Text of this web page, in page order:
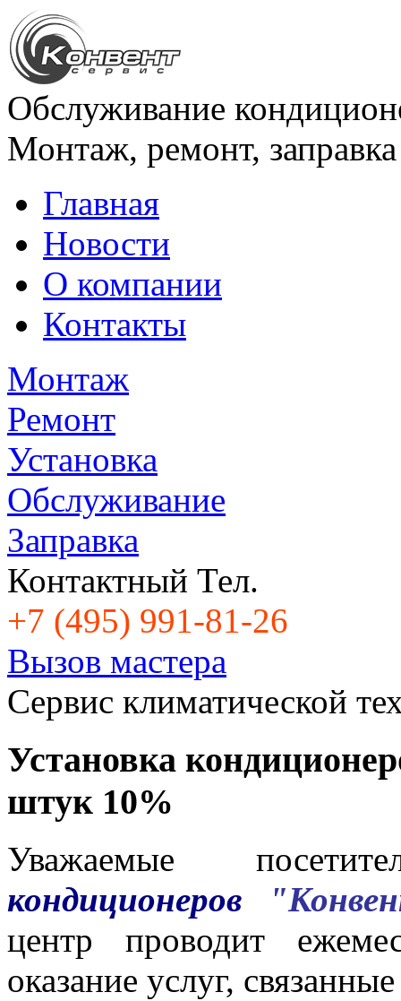
Обслуживание
Монтаж, ремонт, заправка
Главная
Новости
О компании
Контакты
Монтаж
Ремонт
Установка
Обслуживание
Заправка
Контактный Тел.
+7 (495) 991-81-26
Вызов мастера
Cервис климатической
Установка
штук 10%
Уважаемые
кондиционеров
центр проводит
оказание услуг,